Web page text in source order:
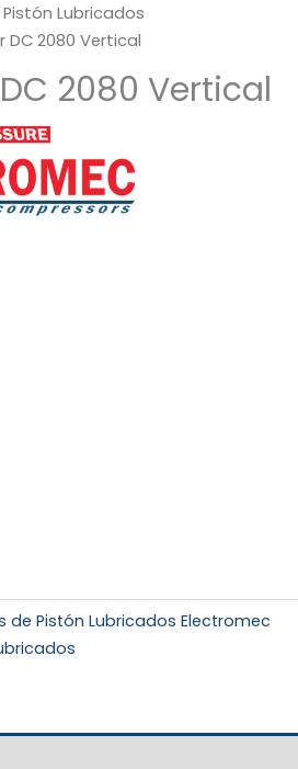
Lubricados
DC 2080 Vertical
2080 Vertical
de Pistón Lubricados Electromec